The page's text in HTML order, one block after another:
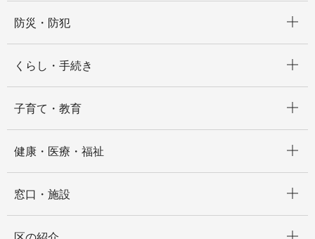
防災・防犯
くらし・手続き
子育て・教育
健康・医療・福祉
窓口・施設